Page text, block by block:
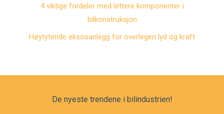
4 viktige fordeler med lettere komponenter i
bilkonstruksjon
Høytytende eksosanlegg for overlegen lyd og kraft
De nyeste trendene i bilindustrien!